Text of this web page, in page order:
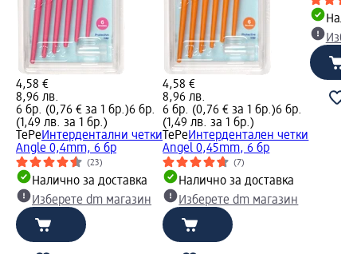
4,58 €
8,96 лв.
6 бр. (0,76 € за 1 бр.)6 бр.
(1,49 лв. за 1 бр.)
TePeИнтердентални четки
Angle 0,4mm, 6 бр
(23)
Налично за доставка
Изберете dm магазин
4,58 €
8,96 лв.
6 бр. (0,76 € за 1 бр.)6 бр.
(1,49 лв. за 1 бр.)
TePeИнтердентален четки
Angel 0,45mm, 6 бр
(7)
Налично за доставка
Изберете dm магазин